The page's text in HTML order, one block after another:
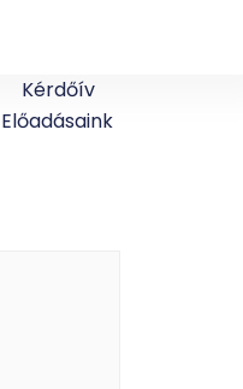
Kérdőív
Előadásaink